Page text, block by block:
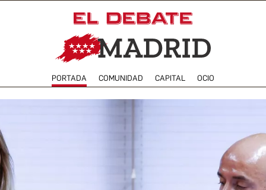
PORTADA COMUNIDAD CAPITAL OCIO